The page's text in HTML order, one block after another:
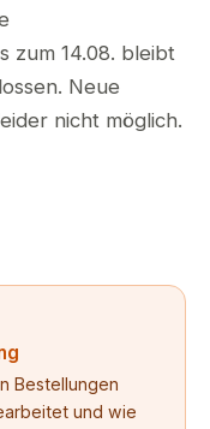
zum 14.08. bleibt
Neue
nicht möglich.
Bestellungen
und wie